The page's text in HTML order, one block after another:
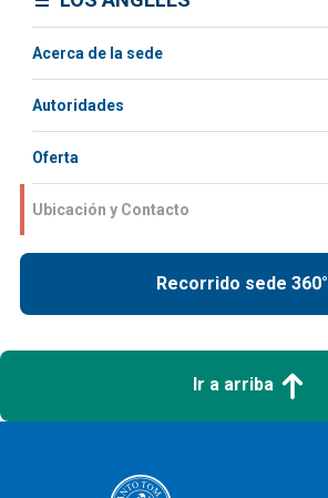
Acerca de la sede
Autoridades
Oferta
Ubicación y Contacto
Recorrido sede 360°
Ir a arriba